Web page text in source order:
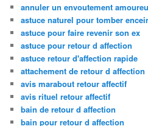
annuler un envoutement
astuce naturel pour tomber
astuce pour faire revenir son ex
astuce pour retour d affection
astuce retour d'affection rapide
attachement de retour d affection
avis marabout retour affectif
avis rituel retour affectif
bain de retour d affection
bain pour retour d affection